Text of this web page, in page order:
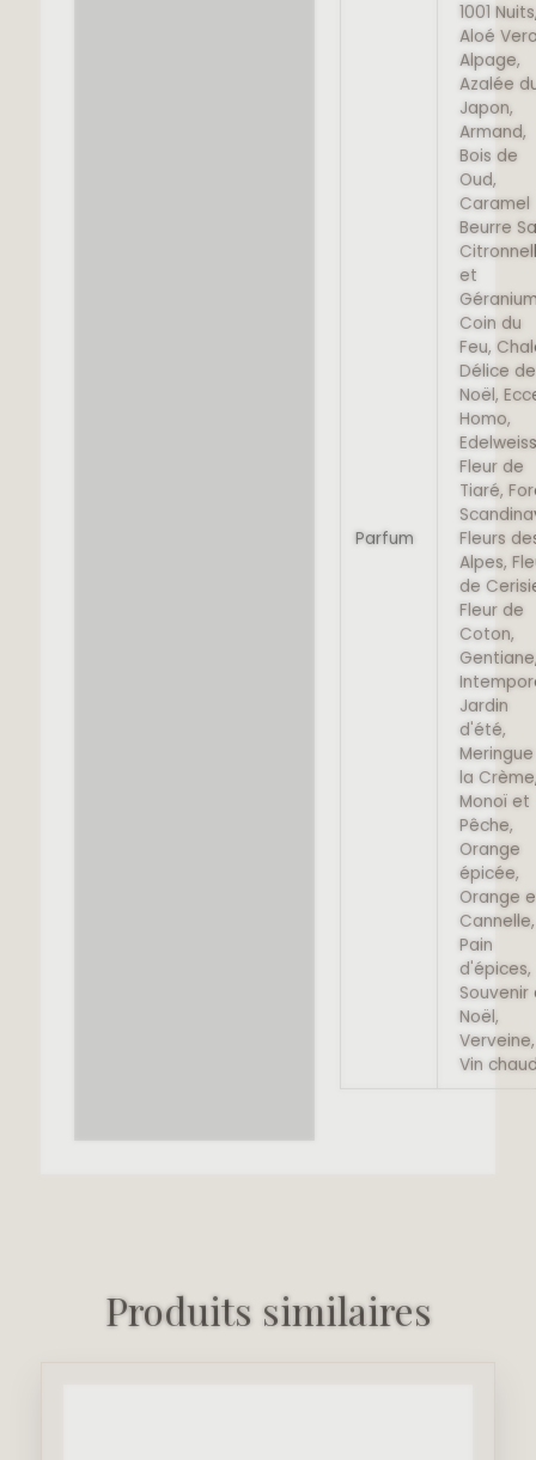
Parfum
1001
Aloé
Alpage,
Azalée
Japon,
Armand,
Bois de
Oud,
Caramel
Beurre
et
Coin du
Feu,
Délice de
Noël,
Homo,
Fleur de
Tiaré,
Fleurs
Alpes,
de
Fleur de
Coton,
Jardin
d'été,
la
Monoï et
Pêche,
Orange
épicée,
Orange
Cannelle,
Pain
d'épices,
Souvenir
Noël,
Verveine,
Vin
Produits similaires